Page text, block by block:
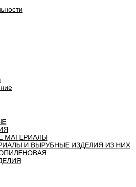
МАТЕРИАЛЫ
И ВЫРУБНЫЕ ИЗДЕЛИЯ ИЗ НИХ